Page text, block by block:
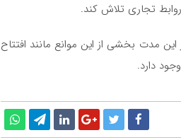
تجاری تلاش کند.
مدت بخشی از این موانع مانند افتتاح
دارد.